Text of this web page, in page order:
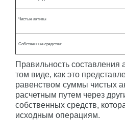
Чистые активы
Собственные средства:
Правильность составления
том виде, как это
равенством суммы чистых
расчетным путем через
собственных средств,
исходным операциям.